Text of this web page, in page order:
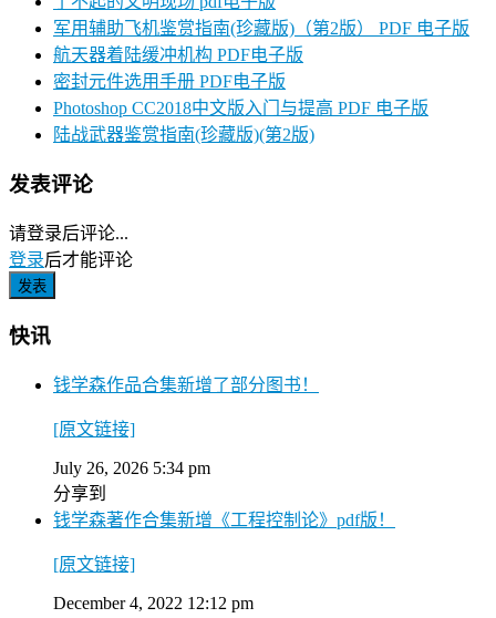
军用辅助飞机鉴赏指南(珍藏版)（第2版） PDF 电子版
航天器着陆缓冲机构 PDF电子版
密封元件选用手册 PDF电子版
Photoshop CC2018中文版入门与提高 PDF 电子版
陆战武器鉴赏指南(珍藏版)(第2版)
发表评论
请登录后评论...
登录后才能评论
快讯
钱学森作品合集新增了部分图书！
[原文链接]
July 26, 2026 5:34 pm
分享到
钱学森著作合集新增《工程控制论》pdf版！
[原文链接]
December 4, 2022 12:12 pm